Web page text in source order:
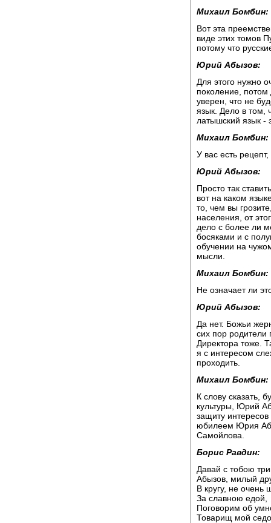
Михаил Бомбин:
Вот эта
виде этих томов
потому что
Юрий Абызов:
Для этого нужно
поколение, потом
уверен, что не
язык. Дело в том,
латышский язык -
Михаил Бомбин:
У вас есть рецепт,
Юрий Абызов:
Просто так
вот на каком
то, чем вы
населения, от
дело с более ли
босяками и с
обучении на
мысли.
Михаил Бомбин:
Не означает ли
Юрий Абызов:
Да нет. Божьи
сих пор родители
Директора тоже.
я с интересом
проходить.
Михаил Бомбин:
К слову сказать,
культуры, Юрий
защиту
юбилеем Юрия
Самойлова.
Борис Равдин:
Давай с тобою
Абызов, милый
В кругу, не очень
За славною едой,
Поговорим об
Товарищ мой